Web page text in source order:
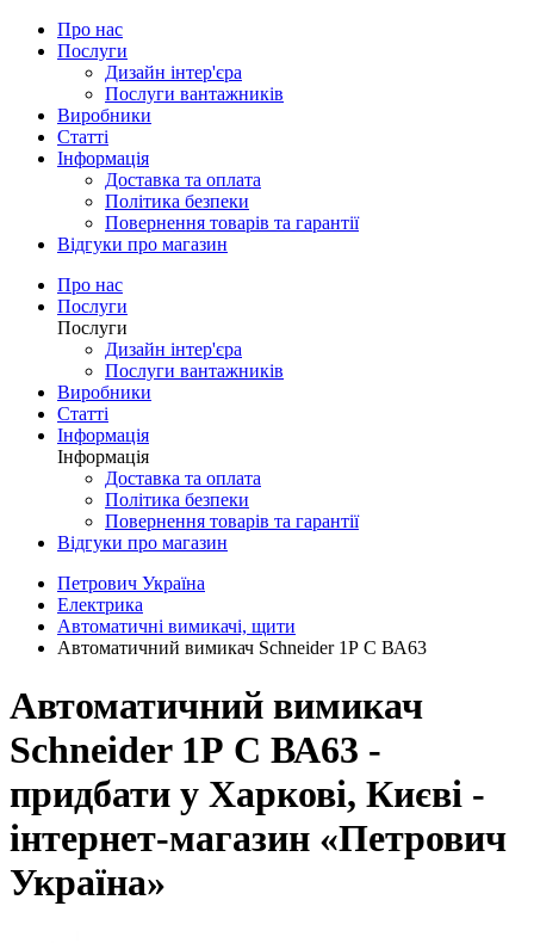
Про нас
Послуги
Дизайн інтер'єра
Послуги вантажників
Виробники
Статті
Інформація
Доставка та оплата
Політика безпеки
Повернення товарів та гарантії
Відгуки про магазин
Про нас
Послуги
Послуги
Дизайн інтер'єра
Послуги вантажників
Виробники
Статті
Інформація
Інформація
Доставка та оплата
Політика безпеки
Повернення товарів та гарантії
Відгуки про магазин
Петрович Україна
Електрика
Автоматичні вимикачі, щити
Автоматичний вимикач Schneider 1Р C ВА63
Автоматичний вимикач
Schneider 1Р C ВА63 -
придбати у Харкові, Києві -
інтернет-магазин «Петрович
Україна»